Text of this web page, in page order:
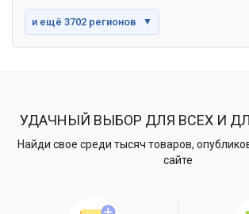
и ещё 3702 регионов ▼
УДАЧНЫЙ ВЫБОР ДЛЯ ВСЕХ И
Найди свое среди тысяч товаров,
сайте